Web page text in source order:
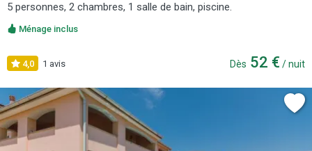
5 personnes, 2 chambres, 1 salle de bain, piscine.
Ménage inclus
4,0 1 avis Dès 52 € / nuit